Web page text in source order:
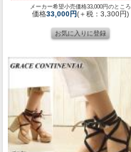
メーカー希望小売価格33,000円のところ
価格33,000円(＋税：3,300円)